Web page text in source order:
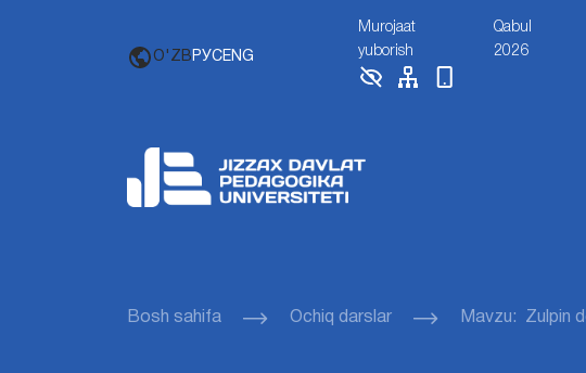
O'ZB РУСENG
Murojaat
yuborish
Qabul
2026
Bosh sahifa Ochiq darslar Mavzu: Zulpin